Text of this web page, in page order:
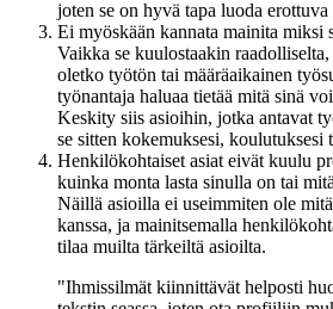
joten se on hyvä tapa luoda erottuva
Ei myöskään kannata mainita miksi
Vaikka se kuulostaakin
oletko työtön tai määräaikainen
työnantaja haluaa tietää mitä sinä
Keskity siis asioihin, jotka antavat
se sitten kokemuksesi, koulutuksesi
Henkilökohtaiset asiat eivät kuulu
kuinka monta lasta sinulla on tai
Näillä asioilla ei useimmiten ole
kanssa, ja mainitsemalla
tilaa muilta tärkeiltä asioilta.
"Ihmissilmät kiinnittävät helposti